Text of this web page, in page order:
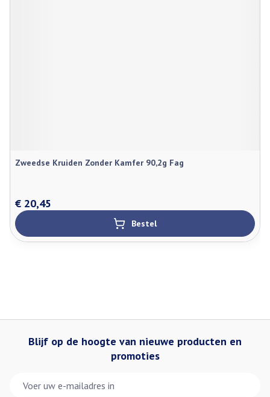
Zweedse Kruiden Zonder Kamfer 90,2g Fag
€ 20,45
Bestel
Blijf op de hoogte van nieuwe producten en
promoties